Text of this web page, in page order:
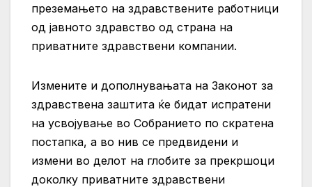
преземањето на здравствените работници
од јавното здравство од страна на
приватните здравствени компании.
Измените и дополнувањата на Законот за
здравствена заштита ќе бидат испратени
на усвојување во Собранието по скратена
постапка, а во нив се предвидени и
измени во делот на глобите за прекршоци
доколку приватните здравствени